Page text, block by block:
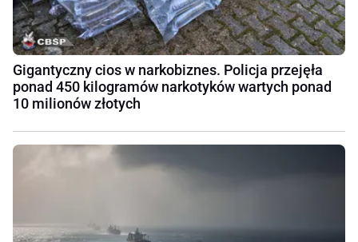
Gigantyczny cios w narkobiznes. Policja przejęła
ponad 450 kilogramów narkotyków wartych ponad
10 milionów złotych